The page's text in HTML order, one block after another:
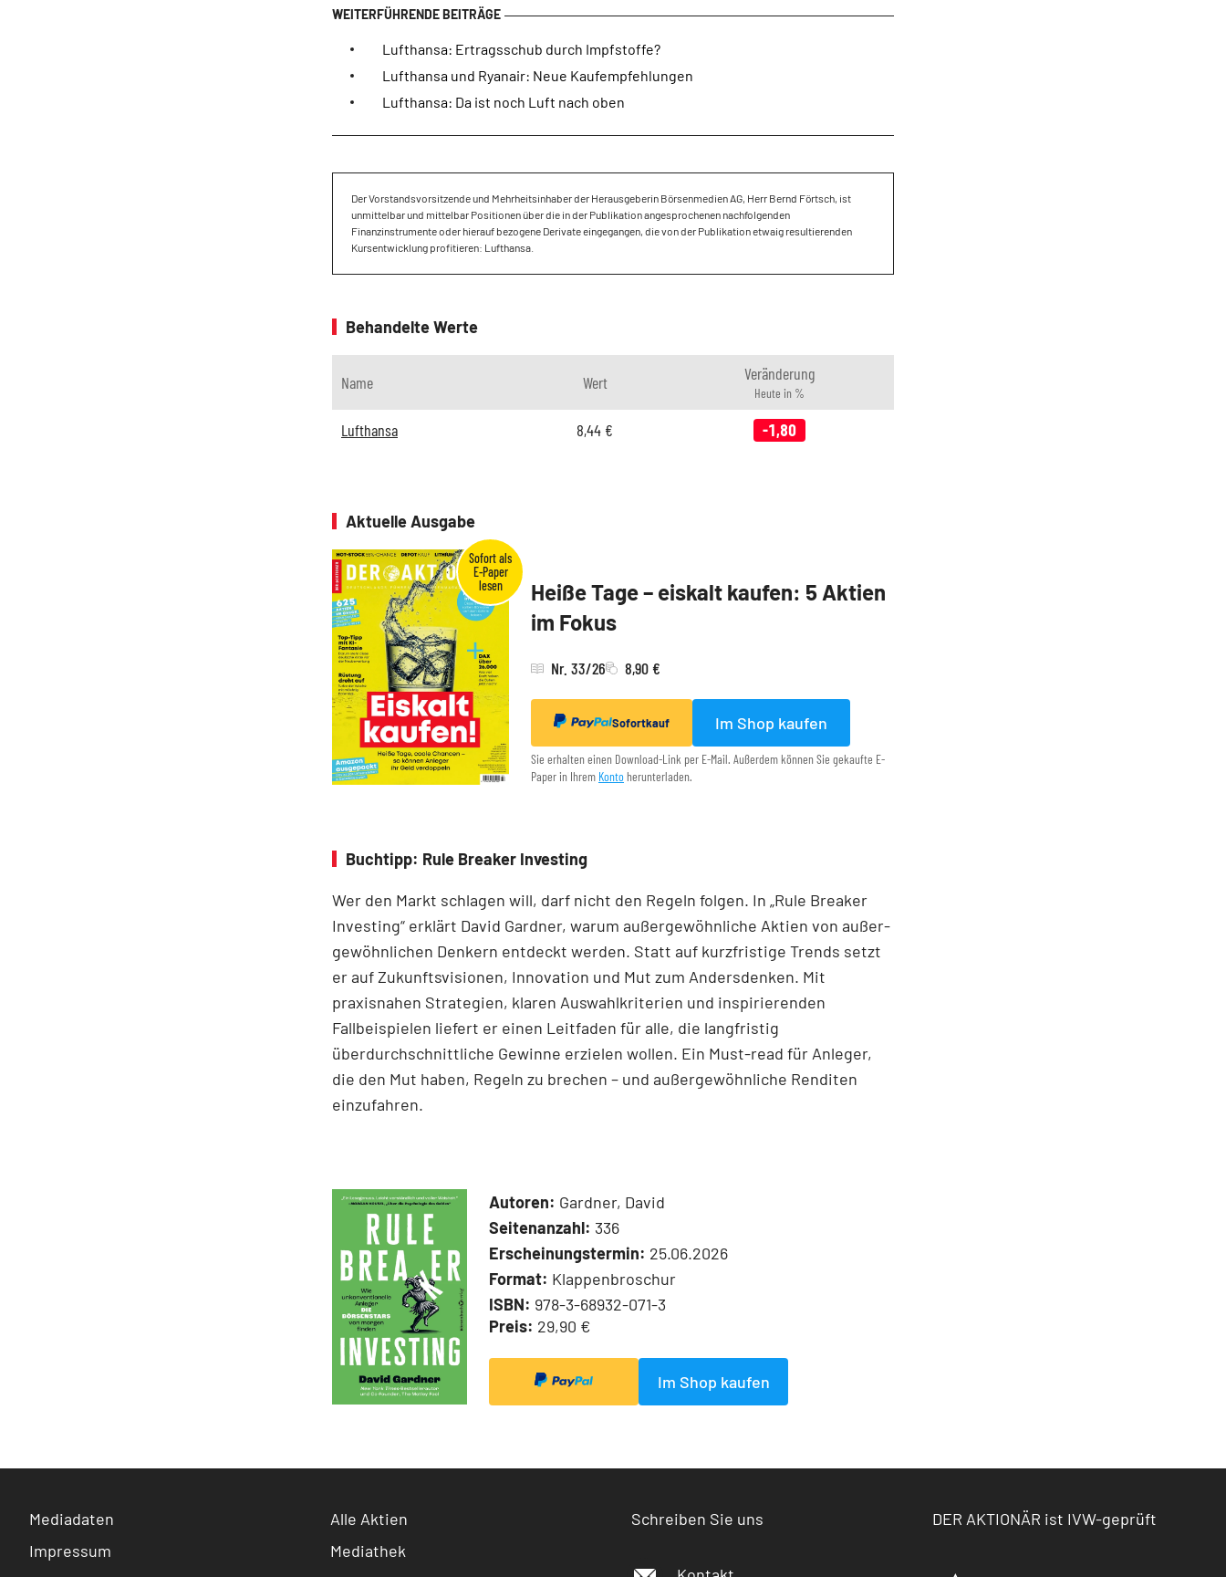
Lufthansa: Ertragsschub durch Impfstoffe?
Lufthansa und Ryanair: Neue Kaufempfehlungen
Lufthansa: Da ist noch Luft nach oben
Der Vorstandsvorsitzende und Mehrheitsinhaber der Herausgeberin Börsenmedien AG, Herr Bernd Förtsch, ist
unmittelbar und mittelbar Positionen über die in der Publikation angesprochenen nachfolgenden
Finanzinstrumente oder hierauf bezogene Derivate eingegangen, die von der Publikation etwaig resultierenden
Kursentwicklung profitieren: Lufthansa.
Behandelte Werte
Name Wert Veränderung
Heute in %
Lufthansa 8,44 € -1,80
Aktuelle Ausgabe
Heiße Tage – eiskalt kaufen: 5 Aktien
im Fokus
Nr. 33/26 8,90 €
Sofortkauf Im Shop kaufen
Sie erhalten einen Download-Link per E-Mail. Außerdem können Sie gekaufte E-
Paper in Ihrem Konto herunterladen.
Buchtipp: Rule Breaker Investing
Wer den Markt schlagen will, darf nicht den Regeln folgen. In „Rule Breaker
Investing“ erklärt David Gardner, warum außergewöhnliche Aktien von außer­
gewöhnlichen Denkern entdeckt werden. Statt auf kurzfristige Trends setzt
er auf Zukunftsvisionen, Innovation und Mut zum Andersdenken. Mit
praxisnahen Strategien, klaren Auswahlkriterien und inspirierenden
Fallbeispielen liefert er einen Leit­faden für alle, die langfristig
überdurchschnittliche Gewinne erzielen wollen. Ein Must-read für Anleger,
die den Mut haben, Regeln zu brechen – und außergewöhnliche Renditen
einzufahren.
Autoren: Gardner, David
Seitenanzahl: 336
Erscheinungstermin: 25.06.2026
Format: Klappenbroschur
ISBN: 978-3-68932-071-3
Preis: 29,90 €
Im Shop kaufen
Mediadaten
Impressum
Alle Aktien
Mediathek
Schreiben Sie uns DER AKTIONÄR ist IVW-geprüft